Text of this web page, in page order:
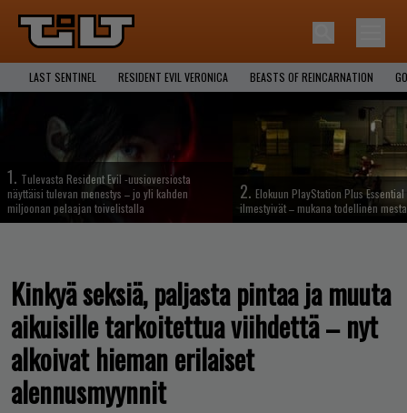
LAST SENTINEL RESIDENT EVIL VERONICA BEASTS OF REINCARNATION
1. Tulevasta Resident Evil -uusioversiosta
näyttäisi tulevan menestys – jo yli kahden
miljoonan pelaajan toivelistalla
2. Elokuun PlayStation Plus
ilmestyivät – mukana todellinen
Kinkyä seksiä, paljasta pintaa ja muuta
aikuisille tarkoitettua viihdettä – nyt
alkoivat hieman erilaiset
alennusmyynnit